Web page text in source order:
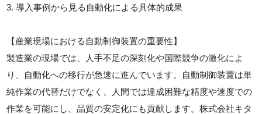
3. 導入事例から見る自動化による具体的成果
【産業現場における自動制御装置の重要性】
製造業の現場では、人手不足の深刻化や国際競争の激化によ
り、自動化への移行が急速に進んでいます。自動制御装置は単
純作業の代替だけでなく、人間では達成困難な精度や速度での
作業を可能にし、品質の安定化にも貢献します。株式会社キタ